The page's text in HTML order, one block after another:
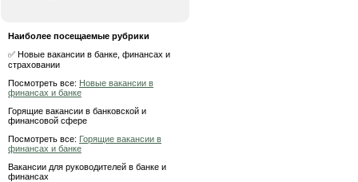
Наиболее посещаемые рубрики
✅ Новые вакансии в банке, финансах и
страховании
Посмотреть все: Новые вакансии в
финансах и банке
Горящие вакансии в банковской и
финансовой сфере
Посмотреть все: Горящие вакансии в
финансах и банке
Вакансии для руководителей в банке и
финансах